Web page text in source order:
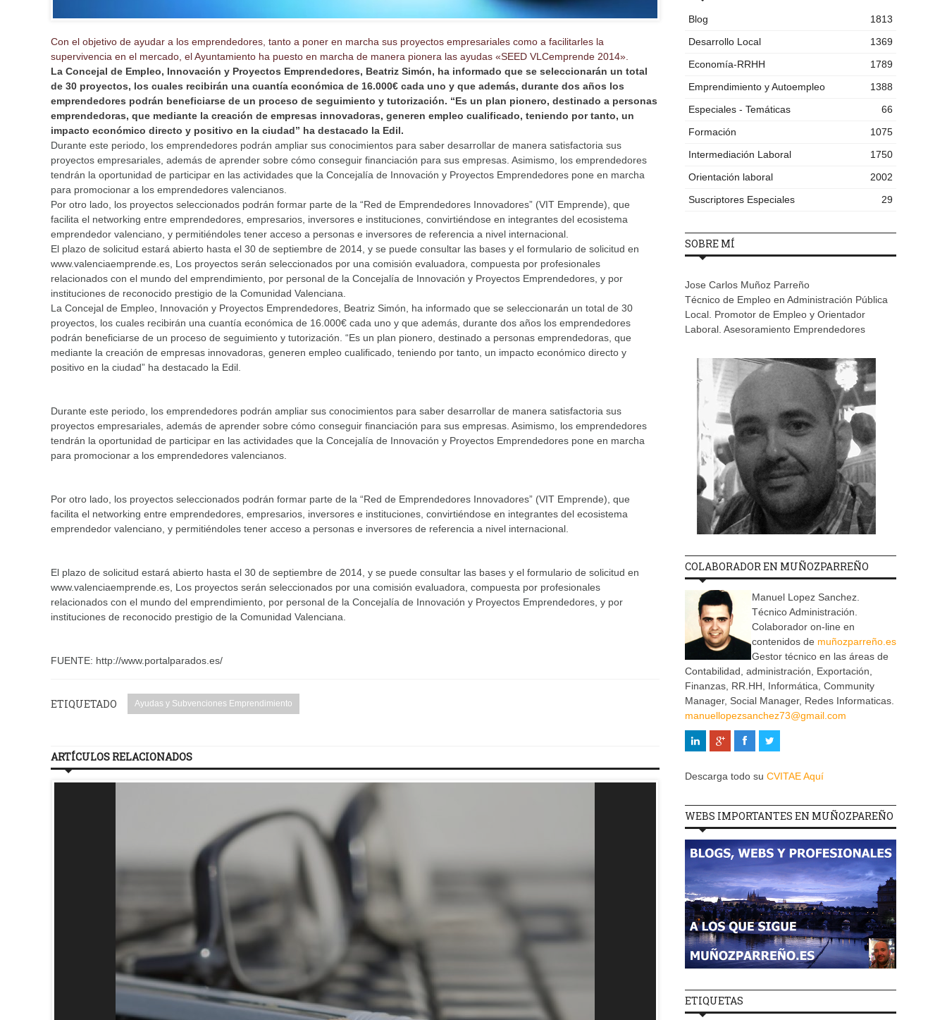
Con el objetivo de ayudar a los emprendedores, tanto a poner en marcha sus proyectos empresariales como a facilitarles la
supervivencia en el mercado, el Ayuntamiento ha puesto en marcha de manera pionera las ayudas «SEED VLCemprende 2014».
La Concejal de Empleo, Innovación y Proyectos Emprendedores, Beatriz Simón, ha informado que se seleccionarán un total
de 30 proyectos, los cuales recibirán una cuantía económica de 16.000€ cada uno y que además, durante dos años los
emprendedores podrán beneficiarse de un proceso de seguimiento y tutorización. “Es un plan pionero, destinado a personas
emprendedoras, que mediante la creación de empresas innovadoras, generen empleo cualificado, teniendo por tanto, un
impacto económico directo y positivo en la ciudad” ha destacado la Edil.
Durante este periodo, los emprendedores podrán ampliar sus conocimientos para saber desarrollar de manera satisfactoria sus
proyectos empresariales, además de aprender sobre cómo conseguir financiación para sus empresas. Asimismo, los emprendedores
tendrán la oportunidad de participar en las actividades que la Concejalía de Innovación y Proyectos Emprendedores pone en marcha
para promocionar a los emprendedores valencianos.
Por otro lado, los proyectos seleccionados podrán formar parte de la “Red de Emprendedores Innovadores” (VIT Emprende), que
facilita el networking entre emprendedores, empresarios, inversores e instituciones, convirtiéndose en integrantes del ecosistema
emprendedor valenciano, y permitiéndoles tener acceso a personas e inversores de referencia a nivel internacional.
El plazo de solicitud estará abierto hasta el 30 de septiembre de 2014, y se puede consultar las bases y el formulario de solicitud en
www.valenciaemprende.es, Los proyectos serán seleccionados por una comisión evaluadora, compuesta por profesionales
relacionados con el mundo del emprendimiento, por personal de la Concejalía de Innovación y Proyectos Emprendedores, y por
instituciones de reconocido prestigio de la Comunidad Valenciana.
La Concejal de Empleo, Innovación y Proyectos Emprendedores, Beatriz Simón, ha informado que se seleccionarán un total de 30
proyectos, los cuales recibirán una cuantía económica de 16.000€ cada uno y que además, durante dos años los emprendedores
podrán beneficiarse de un proceso de seguimiento y tutorización. “Es un plan pionero, destinado a personas emprendedoras, que
mediante la creación de empresas innovadoras, generen empleo cualificado, teniendo por tanto, un impacto económico directo y
positivo en la ciudad” ha destacado la Edil.
Durante este periodo, los emprendedores podrán ampliar sus conocimientos para saber desarrollar de manera satisfactoria sus
proyectos empresariales, además de aprender sobre cómo conseguir financiación para sus empresas. Asimismo, los emprendedores
tendrán la oportunidad de participar en las actividades que la Concejalía de Innovación y Proyectos Emprendedores pone en marcha
para promocionar a los emprendedores valencianos.
Por otro lado, los proyectos seleccionados podrán formar parte de la “Red de Emprendedores Innovadores” (VIT Emprende), que
facilita el networking entre emprendedores, empresarios, inversores e instituciones, convirtiéndose en integrantes del ecosistema
emprendedor valenciano, y permitiéndoles tener acceso a personas e inversores de referencia a nivel internacional.
El plazo de solicitud estará abierto hasta el 30 de septiembre de 2014, y se puede consultar las bases y el formulario de solicitud en
www.valenciaemprende.es, Los proyectos serán seleccionados por una comisión evaluadora, compuesta por profesionales
relacionados con el mundo del emprendimiento, por personal de la Concejalía de Innovación y Proyectos Emprendedores, y por
instituciones de reconocido prestigio de la Comunidad Valenciana.
FUENTE: http://www.portalparados.es/
ETIQUETADO Ayudas y Subvenciones Emprendimiento
ARTÍCULOS RELACIONADOS
Blog
1813
Desarrollo Local
1369
Economía-RRHH
1789
Emprendimiento y Autoempleo
1388
Especiales - Temáticas
66
Formación
1075
Intermediación Laboral
1750
Orientación laboral
2002
Suscriptores Especiales
29
SOBRE MÍ
Jose Carlos Muñoz Parreño
Técnico de Empleo en Administración Pública
Local. Promotor de Empleo y Orientador
Laboral. Asesoramiento Emprendedores
COLABORADOR EN MUÑOZPARREÑO
Manuel Lopez Sanchez.
Técnico Administración.
Colaborador on-line en
contenidos de muñozparreño.es
Gestor técnico en las áreas de
Contabilidad, administración, Exportación,
Finanzas, RR.HH, Informática, Community
Manager, Social Manager, Redes Informaticas.
manuellopezsanchez73@gmail.com
Descarga todo su CVITAE Aquí
WEBS IMPORTANTES EN MUÑOZPAREÑO
ETIQUETAS